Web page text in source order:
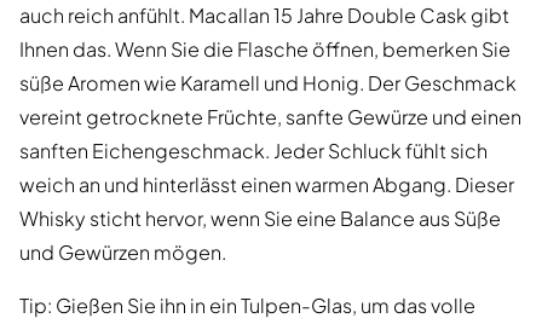
auch reich anfühlt. Macallan 15 Jahre Double Cask gibt
Ihnen das. Wenn Sie die Flasche öffnen, bemerken Sie
süße Aromen wie Karamell und Honig. Der Geschmack
vereint getrocknete Früchte, sanfte Gewürze und einen
sanften Eichengeschmack. Jeder Schluck fühlt sich
weich an und hinterlässt einen warmen Abgang. Dieser
Whisky sticht hervor, wenn Sie eine Balance aus Süße
und Gewürzen mögen.
Tip: Gießen Sie ihn in ein Tulpen-Glas, um das volle